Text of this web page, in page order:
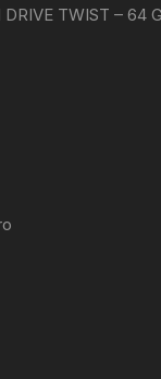
DRIVE TWIST – 64